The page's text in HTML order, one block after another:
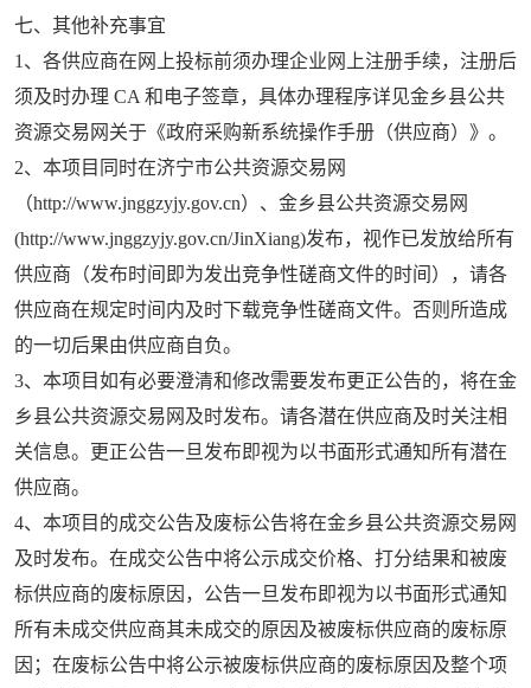
七、其他补充事宜
1 、各供应商在网上投标前须办理企业网上注册手续，注册后
须及时办理 CA 和电子签章，具体办理程序详见金乡县公共
资源交易网关于《政府采购新系统操作手册（供应商）》。
2、本项目同时在济宁市公共资源交易网
（http://www.jnggzyjy.gov.cn）、金乡县公共资源交易网
(http://www.jnggzyjy.gov.cn/JinXiang)发布，视作已发放给所有
供应商（发布时间即为发出竞争性磋商文件的时间），请各
供应商在规定时间内及时下载竞争性磋商文件。否则所造成
的一切后果由供应商自负。
3、本项目如有必要澄清和修改需要发布更正公告的，将在金
乡县公共资源交易网及时发布。请各潜在供应商及时关注相
关信息。更正公告一旦发布即视为以书面形式通知所有潜在
供应商。
4、本项目的成交公告及废标公告将在金乡县公共资源交易网
及时发布。在成交公告中将公示成交价格、打分结果和被废
标供应商的废标原因，公告一旦发布即视为以书面形式通知
所有未成交供应商其未成交的原因及被废标供应商的废标原
因；在废标公告中将公示被废标供应商的废标原因及整个项